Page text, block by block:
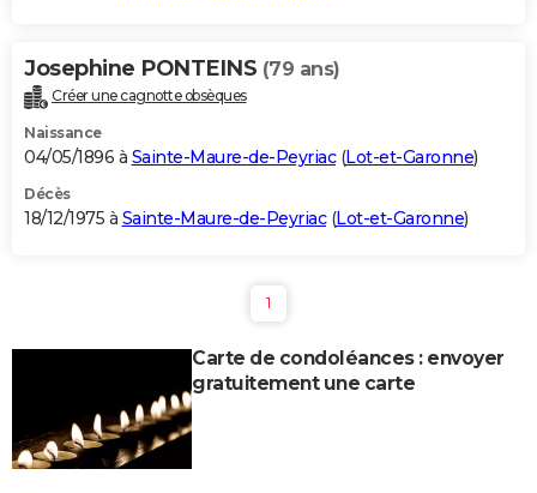
Josephine PONTEINS (79 ans)
Créer une cagnotte obsèques
Naissance
04/05/1896 à Sainte-Maure-de-Peyriac(Lot-et-Garonne)
Décès
18/12/1975 à Sainte-Maure-de-Peyriac(Lot-et-Garonne)
1
Carte de condoléances : envoyer
gratuitement une carte